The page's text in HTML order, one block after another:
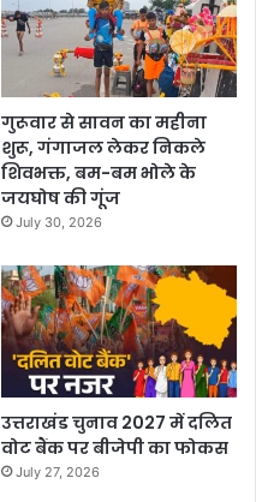
गुरूवार से सावन का महीना
शुरू, गंगाजल लेकर निकले
शिवभक्त, बम-बम भोले के
जयघोष की गूंज
July 30, 2026
उत्तराखंड चुनाव 2027 में दलित
वोट बैंक पर बीजेपी का फोकस
July 27, 2026